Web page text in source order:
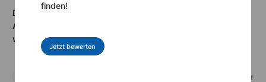
finden!
Jetzt bewerten
Das Konjunkturstärkungsgesetz 2020 hat für
Arbeitnehmerinnen und Arbeitnehmer, die in Kurzarbeit
waren, eine Verbesserung gebracht.
MINUTEN LESEZEIT